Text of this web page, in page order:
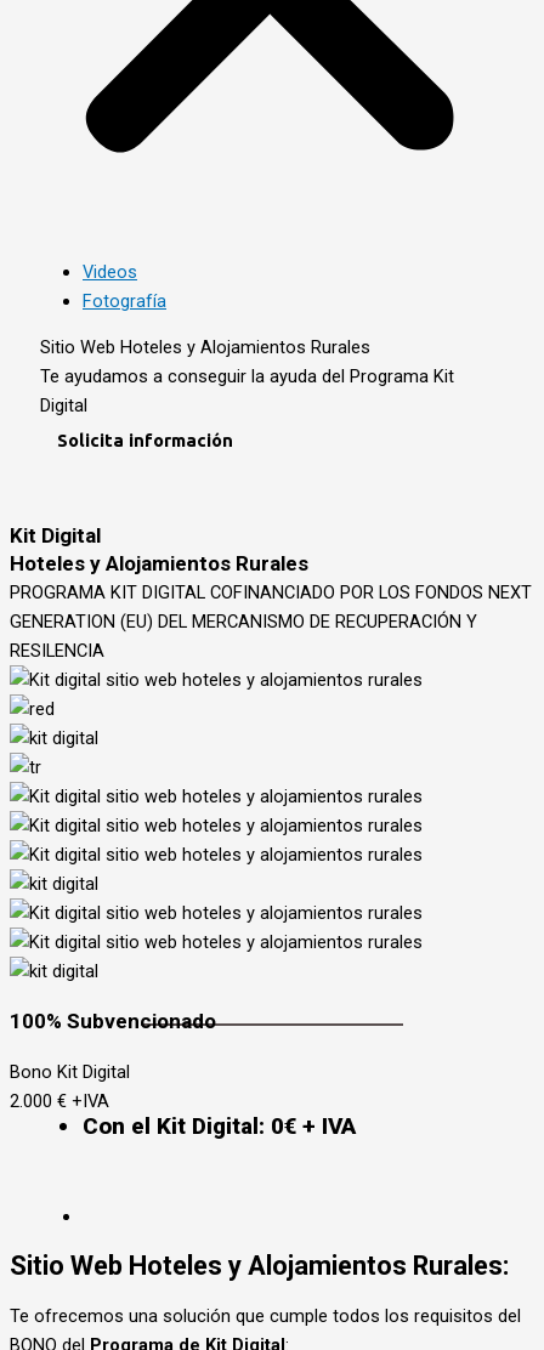
Videos
Fotografía
Sitio Web Hoteles y Alojamientos Rurales
Te ayudamos a conseguir la ayuda del Programa Kit
Digital
Solicita información
Kit Digital
Hoteles y Alojamientos Rurales
PROGRAMA KIT DIGITAL COFINANCIADO POR LOS FONDOS NEXT
GENERATION (EU) DEL MERCANISMO DE RECUPERACIÓN Y
RESILENCIA
100% Subvencionado
Bono Kit Digital
2.000 € +IVA
Con el Kit Digital: 0€ + IVA
Sitio Web Hoteles y Alojamientos Rurales:
Te ofrecemos una solución que cumple todos los requisitos del
BONO del Programa de Kit Digital: